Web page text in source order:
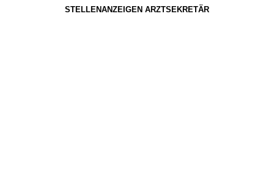
STELLENANZEIGEN ARZTSEKRETÄR